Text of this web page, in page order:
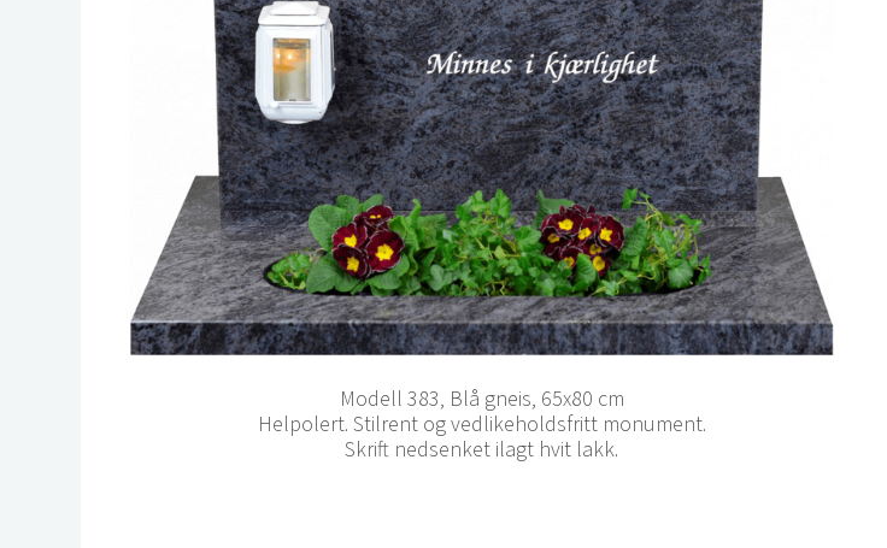
Modell 383, Blå gneis, 65x80 cm
Helpolert. Stilrent og vedlikeholdsfritt monument.
Skrift nedsenket ilagt hvit lakk.